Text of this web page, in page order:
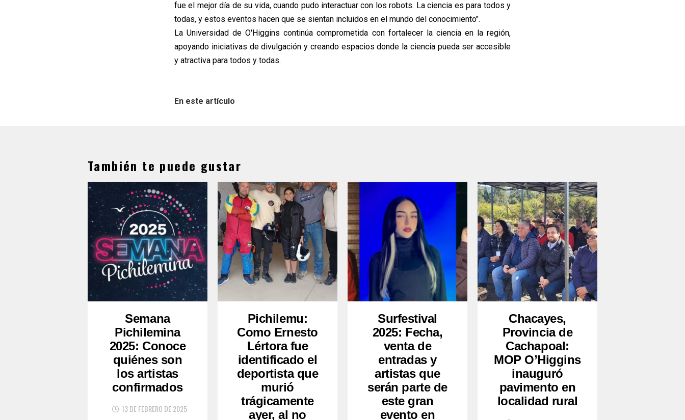
fue el mejor día de su vida, cuando pudo interactuar con los robots. La ciencia es para todos y
todas, y estos eventos hacen que se sientan incluidos en el mundo del conocimiento".
La Universidad de O'Higgins continúa comprometida con fortalecer la ciencia en la región,
apoyando iniciativas de divulgación y creando espacios donde la ciencia pueda ser accesible
y atractiva para todos y todas.
En este artículo
También te puede gustar
Semana
Pichilemina
2025: Conoce
quiénes son
los artistas
confirmados
13 DE FEBRERO DE 2025
Pichilemu:
Como Ernesto
Lértora fue
identificado el
deportista que
murió
trágicamente
ayer, al no
Surfestival
2025: Fecha,
venta de
entradas y
artistas que
serán parte de
este gran
evento en
Chacayes,
Provincia de
Cachapoal:
MOP O’Higgins
inauguró
pavimento en
localidad rural